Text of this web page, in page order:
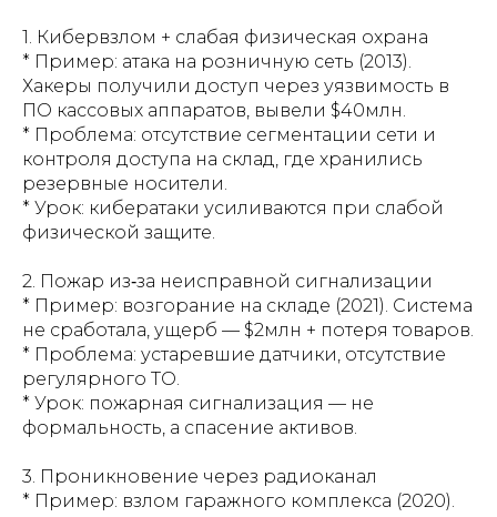
1. Кибервзлом + слабая физическая охрана
* Пример: атака на розничную сеть (2013).
Хакеры получили доступ через уязвимость в
ПО кассовых аппаратов, вывели $40млн.
* Проблема: отсутствие сегментации сети и
контроля доступа на склад, где хранились
резервные носители.
* Урок: кибератаки усиливаются при слабой
физической защите.
2. Пожар из‑за неисправной сигнализации
* Пример: возгорание на складе (2021). Система
не сработала, ущерб — $2млн + потеря товаров.
* Проблема: устаревшие датчики, отсутствие
регулярного ТО.
* Урок: пожарная сигнализация — не
формальность, а спасение активов.
3. Проникновение через радиоканал
* Пример: взлом гаражного комплекса (2020).